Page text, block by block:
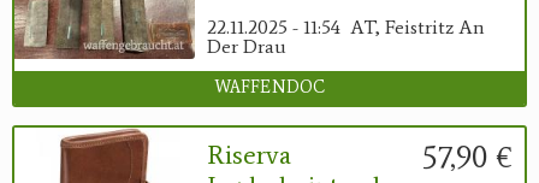
22.11.2025 - 11:54 AT, Feistritz An
Der Drau
WAFFENDOC
57,90 €
Riserva